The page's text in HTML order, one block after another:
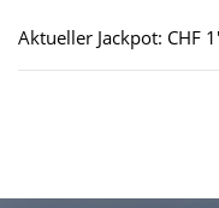
Aktueller Jackpot: CHF